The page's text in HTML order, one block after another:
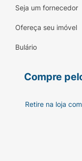
Seja um fornecedor
Ofereça seu imóvel
Bulário
Compre
Retire na loja